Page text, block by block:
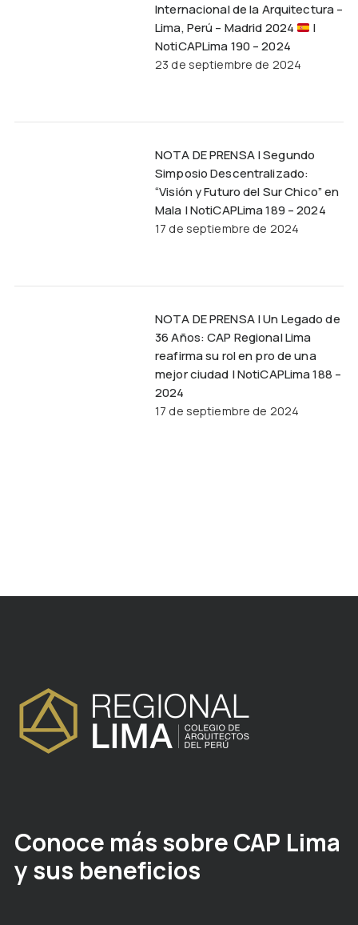
Internacional de la Arquitectura –
Lima, Perú – Madrid 2024
|
NotiCAPLima 190 – 2024
23 de septiembre de 2024
NOTA DE PRENSA | Segundo
Simposio Descentralizado:
“Visión y Futuro del Sur Chico” en
Mala | NotiCAPLima 189 – 2024
17 de septiembre de 2024
NOTA DE PRENSA | Un Legado de
36 Años: CAP Regional Lima
reafirma su rol en pro de una
mejor ciudad | NotiCAPLima 188 –
2024
17 de septiembre de 2024
Conoce más sobre CAP Lima
y sus beneficios